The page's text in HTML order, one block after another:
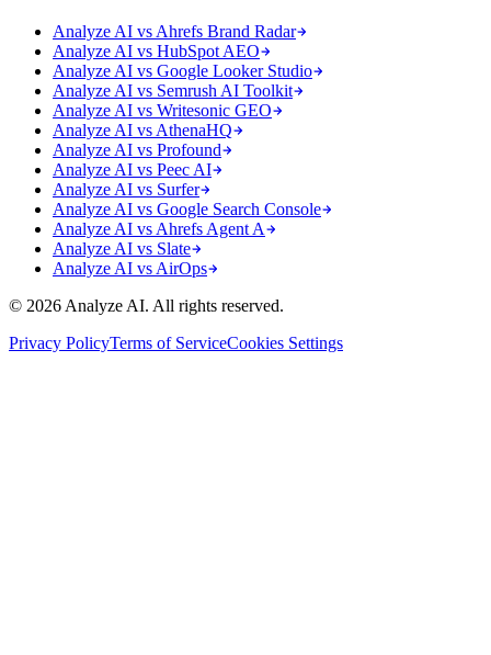
Analyze AI vs Ahrefs Brand Radar
Analyze AI vs HubSpot AEO
Analyze AI vs Google Looker Studio
Analyze AI vs Semrush AI Toolkit
Analyze AI vs Writesonic GEO
Analyze AI vs AthenaHQ
Analyze AI vs Profound
Analyze AI vs Peec AI
Analyze AI vs Surfer
Analyze AI vs Google Search Console
Analyze AI vs Ahrefs Agent A
Analyze AI vs Slate
Analyze AI vs AirOps
© 2026 Analyze AI. All rights reserved.
Privacy PolicyTerms of ServiceCookies Settings